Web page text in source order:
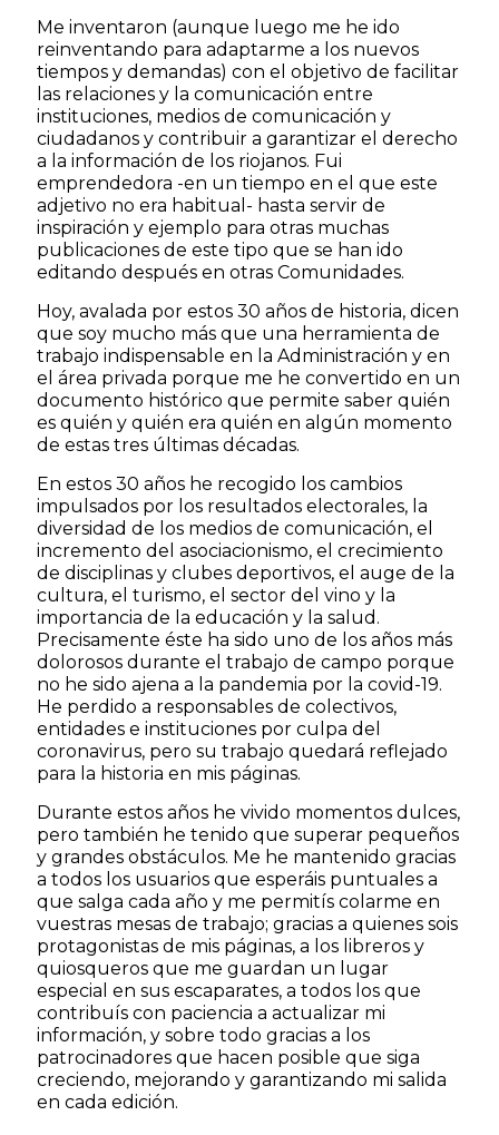
Me inventaron (aunque luego me he ido
reinventando para adaptarme a los nuevos
tiempos y demandas) con el objetivo de facilitar
las relaciones y la comunicación entre
instituciones, medios de comunicación y
ciudadanos y contribuir a garantizar el derecho
a la información de los riojanos. Fui
emprendedora -en un tiempo en el que este
adjetivo no era habitual- hasta servir de
inspiración y ejemplo para otras muchas
publicaciones de este tipo que se han ido
editando después en otras Comunidades.
Hoy, avalada por estos 30 años de historia, dicen
que soy mucho más que una herramienta de
trabajo indispensable en la Administración y en
el área privada porque me he convertido en un
documento histórico que permite saber quién
es quién y quién era quién en algún momento
de estas tres últimas décadas.
En estos 30 años he recogido los cambios
impulsados por los resultados electorales, la
diversidad de los medios de comunicación, el
incremento del asociacionismo, el crecimiento
de disciplinas y clubes deportivos, el auge de la
cultura, el turismo, el sector del vino y la
importancia de la educación y la salud.
Precisamente éste ha sido uno de los años más
dolorosos durante el trabajo de campo porque
no he sido ajena a la pandemia por la covid-19.
He perdido a responsables de colectivos,
entidades e instituciones por culpa del
coronavirus, pero su trabajo quedará reflejado
para la historia en mis páginas.
Durante estos años he vivido momentos dulces,
pero también he tenido que superar pequeños
y grandes obstáculos. Me he mantenido gracias
a todos los usuarios que esperáis puntuales a
que salga cada año y me permitís colarme en
vuestras mesas de trabajo; gracias a quienes sois
protagonistas de mis páginas, a los libreros y
quiosqueros que me guardan un lugar
especial en sus escaparates, a todos los que
contribuís con paciencia a actualizar mi
información, y sobre todo gracias a los
patrocinadores que hacen posible que siga
creciendo, mejorando y garantizando mi salida
en cada edición.